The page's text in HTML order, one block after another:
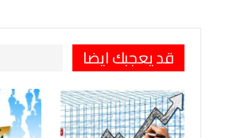
قد يعجبك ايضا